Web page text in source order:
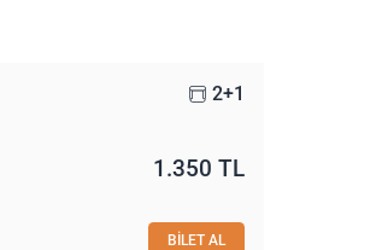
2+1
1.350 TL
BİLET AL